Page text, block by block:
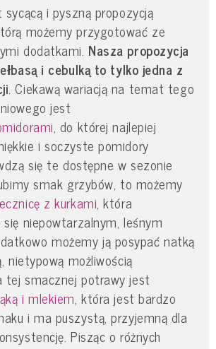
i pyszną propozycją
możemy przygotować ze
dodatkami. Nasza propozycja
i cebulką to tylko jedna z
. Ciekawą wariacją na temat tego
jest
, do której najlepiej
i soczyste pomidory
się te dostępne w sezonie
smak grzybów, to możemy
z kurkami, która
niepowtarzalnym, leśnym
możemy ją posypać natką
nietypową możliwością
tej smacznej potrawy jest
i mlekiem, która jest bardzo
i ma puszystą, przyjemną dla
Pisząc o różnych